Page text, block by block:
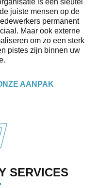
juiste mensen op de
permanent
Maar ook externe
om zo een sterk
pistes zijn binnen uw
AANPAK
SERVICES